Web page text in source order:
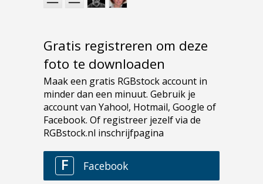
Gratis registreren om deze
foto te downloaden